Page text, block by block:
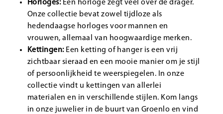
Horloges:Een horloge zegt veel over de drager.
Onze collectie bevat zowel tijdloze als
hedendaagse horloges voor mannen en
vrouwen, allemaal van hoogwaardige merken.
Kettingen:Een ketting of hanger is een vrij
zichtbaar sieraad en een mooie manier om je stijl
of persoonlijkheid te weerspiegelen. In onze
collectie vindt u kettingen van allerlei
materialen en in verschillende stijlen. Kom langs
in onze juwelier in de buurt van Groenlo en vind